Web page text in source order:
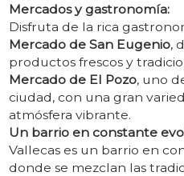
Mercados y gastronomía:
Disfruta de la rica
Mercado de San Eugenio,
productos frescos y
Mercado de El Pozo, uno
ciudad, con una gran
atmósfera vibrante.
Un barrio en constante
Vallecas es un barrio en
donde se mezclan las